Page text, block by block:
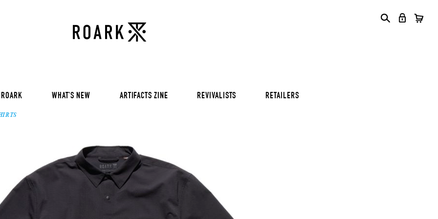
VOL 29:ADVENTURE NEVER FAILS
VOL 28:ADVENTURE NEVER FAILS
Pants / Shorts
Trinkets
RUN AMOK
WHAT'S NEW ARTIFACTS ZINE REVIVALISTS RETAILERS